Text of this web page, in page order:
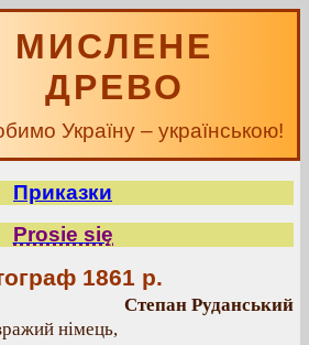
МИСЛЕНЕ
ДРЕВО
Україну – українською!
Приказки
Prosie się
1861 р.
Степан Руданський
німець,